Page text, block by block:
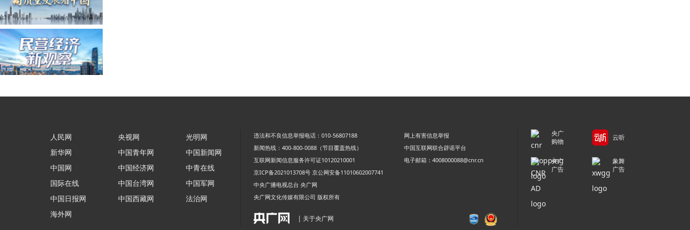
人民网
新华网
中国网
国际在线
中国日报网
海外网
央视网
中国青年网
中国经济网
中国台湾网
中国西藏网
光明网
中国新闻网
中青在线
中国军网
法治网
违法和不良信息举报电话：010-56807188
网上有害信息举报
新闻热线：400-800-0088（节目覆盖热线）
中国互联网联合辟谣平台
互联网新闻信息服务许可证10120210001
电子邮箱：4008000088@cnr.cn
京ICP备2021013708号 京公网安备11010602007741
中央广播电视总台 央广网
央广网文化传媒有限公司 版权所有
| 关于央广网
央广
购物
云听
央广
广告
象舞
广告